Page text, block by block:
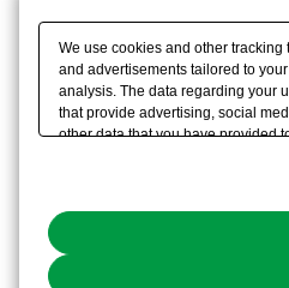
We use cookies and other
and advertisements tailored to
analysis. The data regarding your
that provide advertising, social
other data that you have provided
the use of all Cookies except for
You can change your consent or